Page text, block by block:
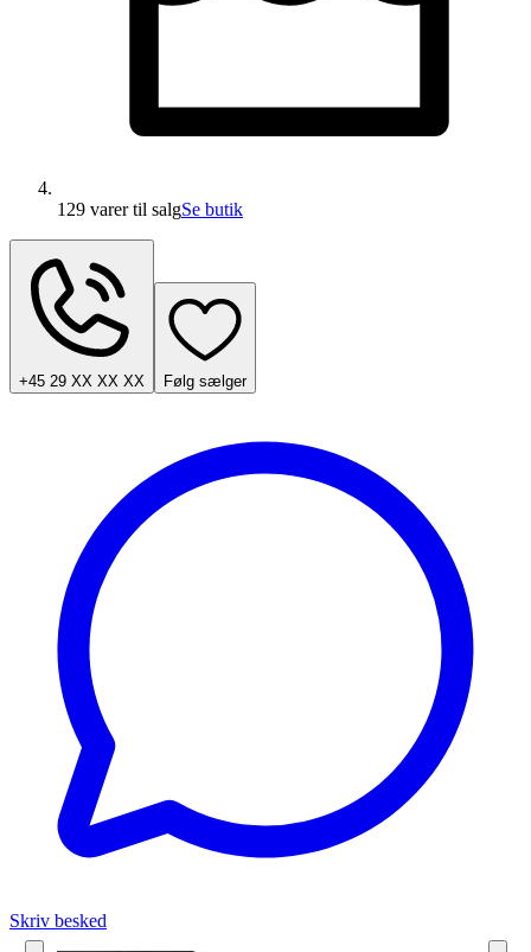
129 varertil salgSe butik
+45 29 XX XX XX Følg sælger
Skriv besked